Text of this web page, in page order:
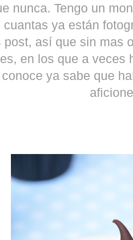
nunca. Tengo un
cuantas ya están
post, así que sin mas
en los que a veces
ya sabe que